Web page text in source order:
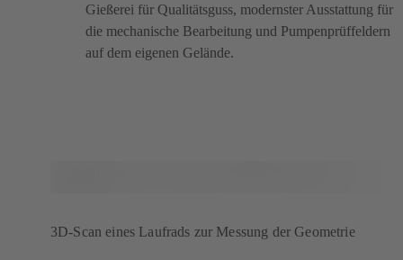
Gießerei für Qualitätsguss, modernster Ausstattung für
die mechanische Bearbeitung und Pumpenprüffeldern
auf dem eigenen Gelände.
3D-Scan eines Laufrads zur Messung der Geometrie